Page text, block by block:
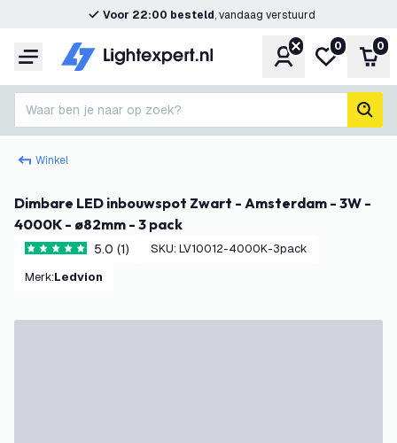
Voor 22:00 besteld, vandaag verstuurd
Menu Account
Mijn
0 0
Waar ben je naar op zoek?
Winkel
Dimbare LED inbouwspot Zwart - Amsterdam - 3W -
4000K - ø82mm - 3 pack
5 score sterren5.0 (1) SKU: LV10012-4000K-3pack
Merk: Ledvion